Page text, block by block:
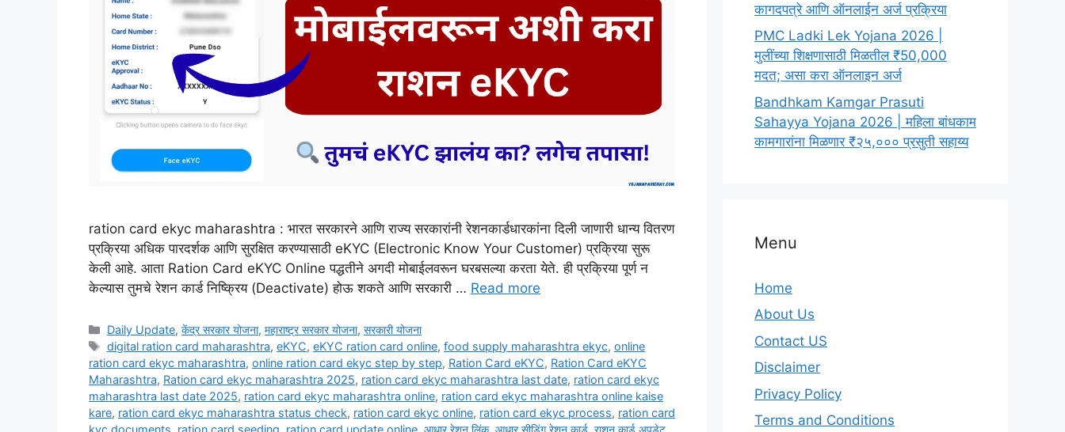
ration card ekyc maharashtra : भारत सरकारने आणि राज्य सरकारांनी रेशनकार्डधारकांना दिली जाणारी धान्य वितरण
प्रक्रिया अधिक पारदर्शक आणि सुरक्षित करण्यासाठी eKYC (Electronic Know Your Customer) प्रक्रिया सुरू
केली आहे. आता Ration Card eKYC Online पद्धतीने अगदी मोबाईलवरून घरबसल्या करता येते. ही प्रक्रिया पूर्ण न
केल्यास तुमचे रेशन कार्ड निष्क्रिय (Deactivate) होऊ शकते आणि सरकारी … Read more
Categories
Daily Update,केंद्र सरकार योजना,महाराष्ट्र सरकार योजना,सरकारी योजना
Tags
digital ration card maharashtra,eKYC,eKYC ration card online,food supply maharashtra ekyc,online
ration card ekyc maharashtra, online ration card ekyc step by step, Ration Card eKYC, Ration Card eKYC
Maharashtra, Ration card ekyc maharashtra 2025, ration card ekyc maharashtra last date, ration card ekyc
maharashtra last date 2025, ration card ekyc maharashtra online, ration card ekyc maharashtra online kaise
kare, ration card ekyc maharashtra status check, ration card ekyc online, ration card ekyc process, ration card
kyc documents, ration card seeding, ration card update online, आधार रेशन लिंक, आधार सीडिंग रेशन कार्ड, राशन कार्ड अपडेट,
कागदपत्रे आणि ऑनलाईन अर्ज प्रक्रिया
PMC Ladki Lek Yojana 2026 |
मुलींच्या शिक्षणासाठी मिळतील ₹50,000
मदत; असा करा ऑनलाइन अर्ज
Bandhkam Kamgar Prasuti
Sahayya Yojana 2026 | महिला बांधकाम
कामगारांना मिळणार ₹२५,००० प्रसुती सहाय्य
Menu
Home
About Us
Contact US
Disclaimer
Privacy Policy
Terms and Conditions